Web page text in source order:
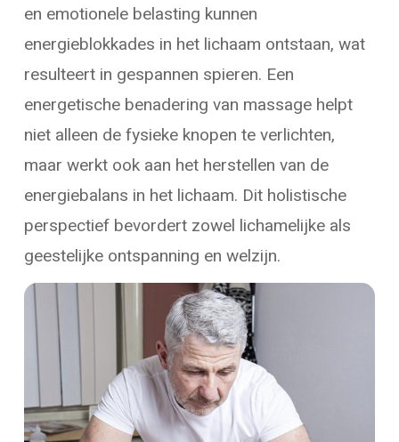
en emotionele belasting kunnen
energieblokkades in het lichaam ontstaan, wat
resulteert in gespannen spieren. Een
energetische benadering van massage helpt
niet alleen de fysieke knopen te verlichten,
maar werkt ook aan het herstellen van de
energiebalans in het lichaam. Dit holistische
perspectief bevordert zowel lichamelijke als
geestelijke ontspanning en welzijn.